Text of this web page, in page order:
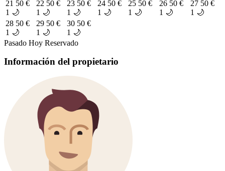
21 50 €
1 🌙
22 50 €
1 🌙
23 50 €
1 🌙
24 50 €
1 🌙
25 50 €
1 🌙
26 50 €
1 🌙
27 50 €
1 🌙
28 50 €
1 🌙
29 50 €
1 🌙
30 50 €
1 🌙
Pasado Hoy Reservado
Información del propietario